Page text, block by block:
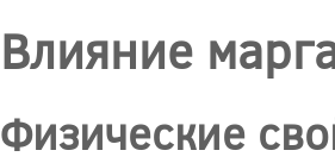
Влияние
Физические